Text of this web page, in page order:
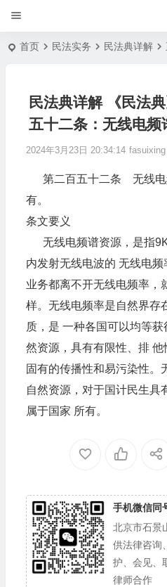
首页 民法实务 民法典详解
民法典详解 《民法
五十二条：无线电频
2024年3月23日 20:34:14 fasuixing
第二百五十二条 无线电
有。
条文要义
无线电频谱资源，是指
内发射无线电波的 无线电
业务都离不开无线电频率，
样。无线电频率是自然界存
质，是 一种各国可以均等
然资源，具有有限性、排 他
固有的传播性和易污染性。
自然资源，对于国计民生具
属于国家 所有。
手机微信同
北京市石景
供法律咨询
护、会见、
律师合作